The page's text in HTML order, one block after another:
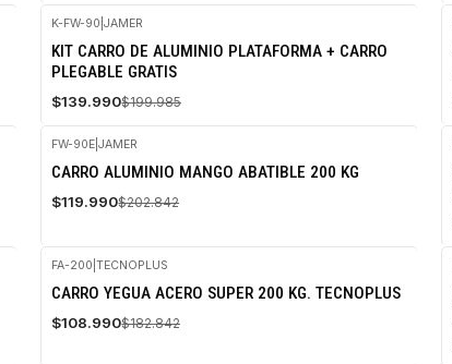
-30%
OFF
K-FW-90 |JAMER
KIT CARRO DE ALUMINIO PLATAFORMA + CARRO
PLEGABLE GRATIS
$139.990$199.985
-41%
OFF
FW-90E |JAMER
CARRO ALUMINIO MANGO ABATIBLE 200 KG
$119.990$202.842
-40%
OFF
FA-200 |TECNOPLUS
CARRO YEGUA ACERO SUPER 200 KG. TECNOPLUS
$108.990$182.842